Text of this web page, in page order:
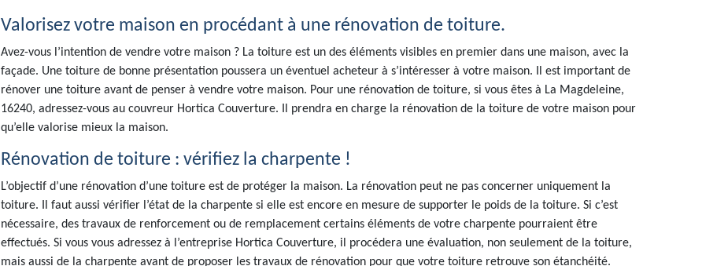
Valorisez votre maison en procédant à une rénovation de toiture.
Avez-vous l’intention de vendre votre maison ? La toiture est un des éléments visibles en premier dans une maison, avec la
façade. Une toiture de bonne présentation poussera un éventuel acheteur à s’intéresser à votre maison. Il est important de
rénover une toiture avant de penser à vendre votre maison. Pour une rénovation de toiture, si vous êtes à La Magdeleine,
16240, adressez-vous au couvreur Hortica Couverture. Il prendra en charge la rénovation de la toiture de votre maison pour
qu’elle valorise mieux la maison.
Rénovation de toiture : vérifiez la charpente !
L’objectif d’une rénovation d’une toiture est de protéger la maison. La rénovation peut ne pas concerner uniquement la
toiture. Il faut aussi vérifier l’état de la charpente si elle est encore en mesure de supporter le poids de la toiture. Si c’est
nécessaire, des travaux de renforcement ou de remplacement certains éléments de votre charpente pourraient être
effectués. Si vous vous adressez à l’entreprise Hortica Couverture, il procédera une évaluation, non seulement de la toiture,
mais aussi de la charpente avant de proposer les travaux de rénovation pour que votre toiture retrouve son étanchéité.